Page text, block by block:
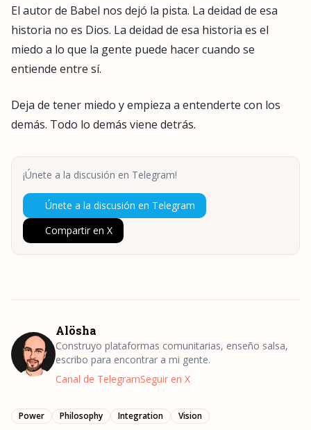
El autor de Babel nos dejó la pista. La deidad de esa
historia no es Dios. La deidad de esa historia es el
miedo a lo que la gente puede hacer cuando se
entiende entre sí.
Deja de tener miedo y empieza a entenderte con los
demás. Todo lo demás viene detrás.
¡Únete a la discusión en Telegram!
Únete a la discusión en Telegram
Compartir en X
Alösha
Construyo plataformas comunitarias, enseño salsa,
escribo para encontrar a mi gente.
Canal de TelegramSeguir en X
Power Philosophy Integration Vision